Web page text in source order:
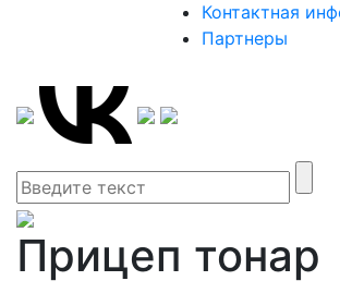
Контактная
Партнеры
Прицеп тонар